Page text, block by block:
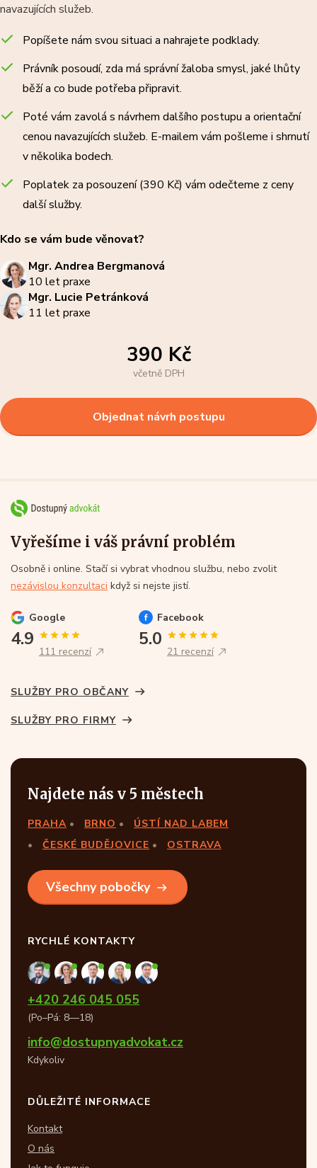
navazujících služeb.
Popíšete nám svou situaci a nahrajete podklady.
Právník posoudí, zda má správní žaloba smysl, jaké lhůty
běží a co bude potřeba připravit.
Poté vám zavolá s návrhem dalšího postupu a orientační
cenou navazujících služeb. E-mailem vám pošleme i shrnutí
v několika bodech.
Poplatek za posouzení (390 Kč) vám odečteme z ceny
další služby.
Kdo se vám bude věnovat?
Mgr. Andrea Bergmanová
10 let praxe
Mgr. Lucie Petránková
11 let praxe
390 Kč
včetně DPH
Objednat návrh postupu
Vyřešíme i váš právní problém
Osobně i online. Stačí si vybrat vhodnou službu, nebo zvolit
nezávislou konzultaci když si nejste jistí.
Google
4.9
111 recenzí
Facebook
5.0
21 recenzí
SLUŽBY PRO OBČANY
SLUŽBY PRO FIRMY
Najdete nás v 5 městech
PRAHA BRNO
ÚSTÍ NAD LABEM
ČESKÉ BUDĚJOVICE
OSTRAVA
Všechny pobočky
RYCHLÉ KONTAKTY
+420 246 045 055
(Po–Pá: 8—18)
info@dostupnyadvokat.cz
Kdykoliv
DŮLEŽITÉ INFORMACE
Kontakt
O nás